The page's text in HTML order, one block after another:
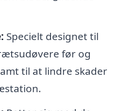
Specielt designet til
før og
til at lindre skader